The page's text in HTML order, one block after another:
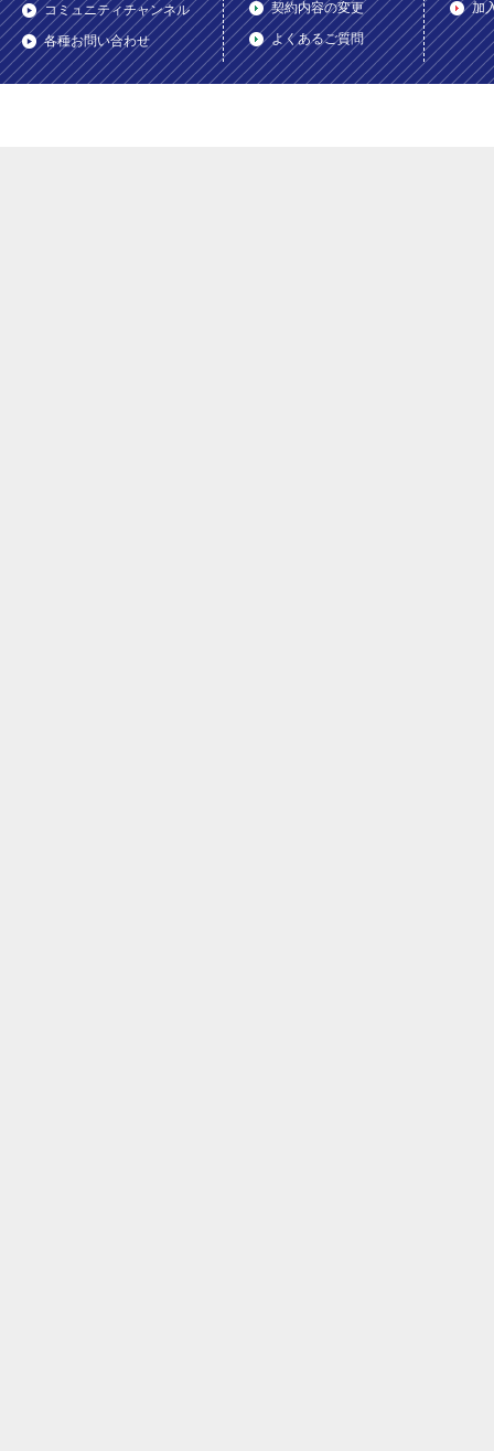
コミュニティチャンネル
各種お問い合わせ
契約内容の変更
よくあるご質問
加